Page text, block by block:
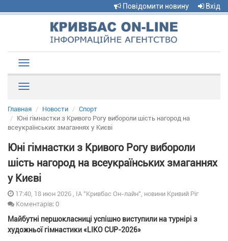
Повідомити новину Вхід
navigation
Главная Новости
Спорт
Юні гімнастки з Кривого Рогу вибороли шість нагород на
всеукраїнських змаганнях у Києві
Юні гімнастки з Кривого Рогу вибороли
шість нагород на всеукраїнських змаганнях
у Києві
17:40, 18 июн 2026 , ІА "Кривбас Он-лайн", новини Кривий Ріг
Коментарів: 0
Майбутні першокласниці успішно виступили на турнірі з
художньої гімнастики «LIKO CUP-2026»